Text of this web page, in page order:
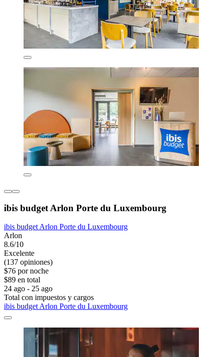
ibis budget Arlon Porte du Luxembourg
ibis budget Arlon Porte du Luxembourg
Arlon
8.6/10
Excelente
(137 opiniones)
$76 por noche
$89 en total
24 ago - 25 ago
Total con impuestos y cargos
ibis budget Arlon Porte du Luxembourg